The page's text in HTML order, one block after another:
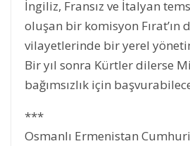
İngiliz, Fransız ve İtalyan
oluşan bir komisyon
vilayetlerinde bir yerel
Bir yıl sonra Kürtler dilerse
bağımsızlık için
***
Osmanlı Ermenistan